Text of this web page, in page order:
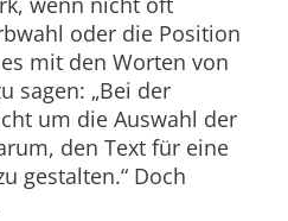
oder die Position
mit den Worten von
sagen: „Bei der
um die Auswahl der
den Text für eine
gestalten.“ Doch